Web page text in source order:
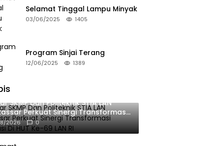
Selamat Tinggal Lampu Minyak
03/06/2025 1405
Program Sinjai Terang
12/06/2025 1389
SKMP Dan Politeknik STIA LAN
Perkuat Sinergi Transformasi
Di HUT Ke-69 LAN RI
2026 0